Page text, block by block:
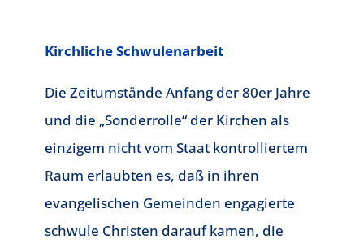
Kirchliche Schwulenarbeit
Die Zeitumstände Anfang der 80er Jahre
und die „Sonderrolle“ der Kirchen als
einzigem nicht vom Staat kontrolliertem
Raum erlaubten es, daß in ihren
evangelischen Gemeinden engagierte
schwule Christen darauf kamen, die